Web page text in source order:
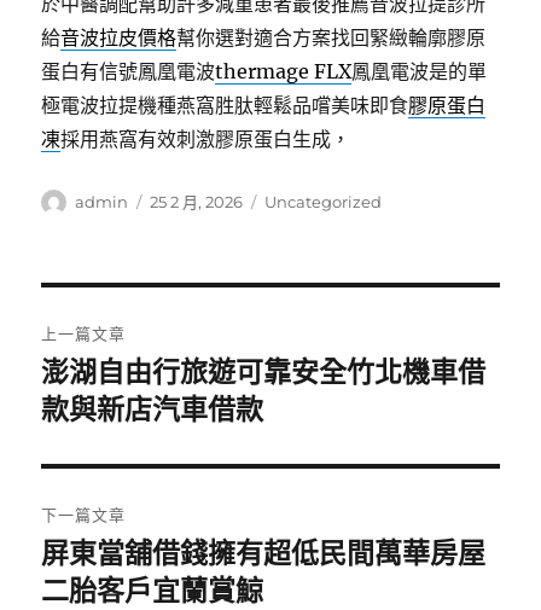
給音波拉皮價格幫你選對適合方案找回緊緻輪廓膠原
蛋白有信號鳳凰電波thermage FLX鳳凰電波是的單
極電波拉提機種燕窩胜肽輕鬆品嚐美味即食膠原蛋白
凍採用燕窩有效刺激膠原蛋白生成，
作
admin
發
25 2 月, 2026
分
Uncategorized
章
導
覽
上一篇文章
上
一
文
章:
澎湖自由行旅遊可靠安全竹北機車借
款與新店汽車借款
下一篇文章
下
一
屏東當舖借錢擁有超低民間萬華房屋
二胎客戶宜蘭賞鯨